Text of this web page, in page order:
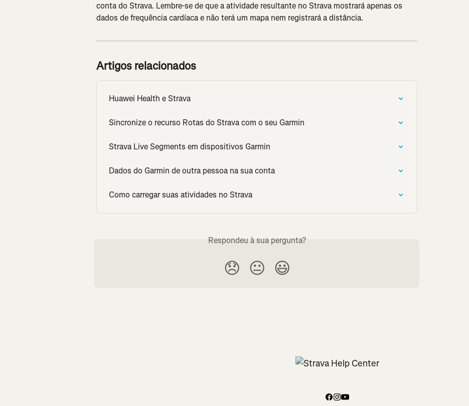
conta do Strava. Lembre-se de que a atividade resultante no Strava mostrará apenas os
dados de frequência cardíaca e não terá um mapa nem registrará a distância.
Artigos relacionados
Huawei Health e Strava
Sincronize o recurso Rotas do Strava com o seu Garmin
Strava Live Segments em dispositivos Garmin
Dados do Garmin de outra pessoa na sua conta
Como carregar suas atividades no Strava
Respondeu à sua pergunta?
😞 😐 😃